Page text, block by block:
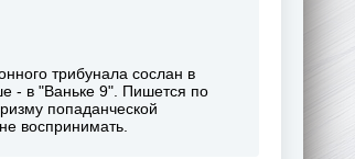
трибунала сослан в
- в "Ваньке 9". Пишется по
попаданческой
воспринимать.